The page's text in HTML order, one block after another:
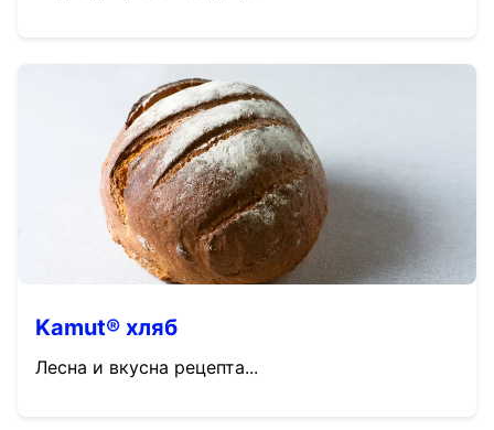
Kamut® хляб
Лесна и вкусна рецепта...